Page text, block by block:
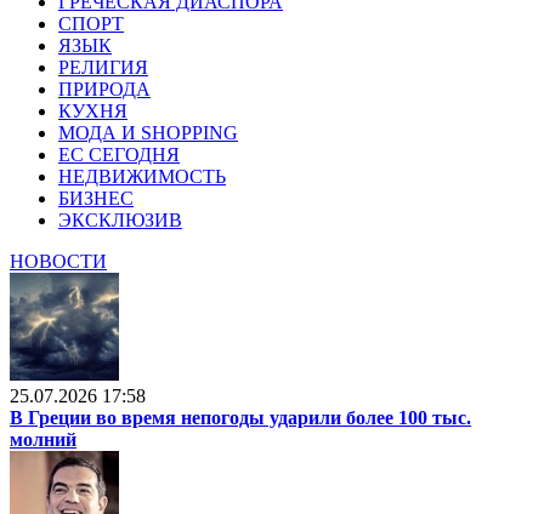
СПОРТ
ЯЗЫК
РЕЛИГИЯ
ПРИРОДА
КУХНЯ
МОДА И SHOPPING
ЕС СЕГОДНЯ
НЕДВИЖИМОСТЬ
БИЗНЕС
ЭКСКЛЮЗИВ
НОВОСТИ
25.07.2026 17:58
В Греции во время непогоды ударили более 100 тыс.
молний